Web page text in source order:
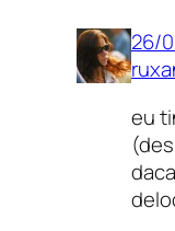
26/
eu